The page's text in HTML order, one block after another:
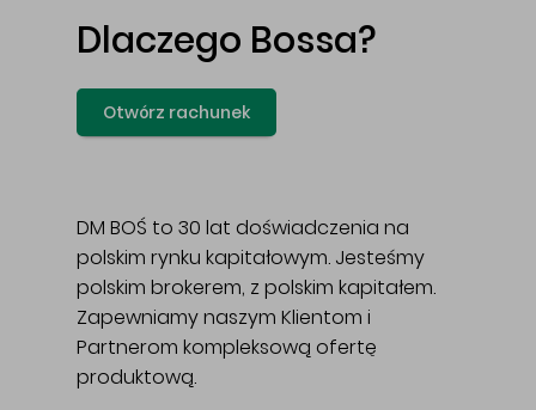
Dlaczego Bossa?
Otwórz rachunek
DM BOŚ to 30 lat doświadczenia na
polskim rynku kapitałowym. Jesteśmy
polskim brokerem, z polskim kapitałem.
Zapewniamy naszym Klientom i
Partnerom kompleksową ofertę
produktową.